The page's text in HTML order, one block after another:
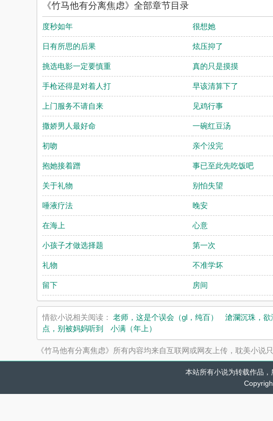
《竹马他有分离焦虑》全部章节目录
度秒如年 很想她
日有所思的后果 炫压抑了
挑选电影一定要慎重 真的只是摸摸
手枪还得是对着人打 早该清算下了
上门服务不请自来 见鸡行事
撒娇男人最好命 一碗红豆汤
初吻 亲个没完
抱她接着蹭 事已至此先吃饭吧
关于礼物 别怕失望
唾液疗法 晚安
在海上 心意
小孩子才做选择题 第一次
礼物 不准学坏
留下 房间
情欲小说相关阅读： 老师，这是个误会（gl，纯百） 滄瀾沉珠，欲
点，别被妈妈听到
小满（年上）
《竹马他有分离焦虑》所有内容均来自互联网或网友上传，耽美小
本站所有小说为转载作品